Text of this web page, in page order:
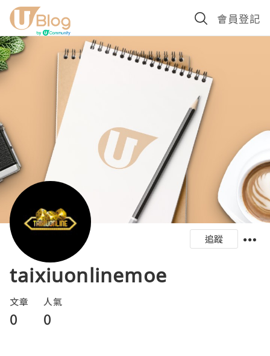
會員登記
追蹤
taixiuonlinemoe
文章
0
人氣
0